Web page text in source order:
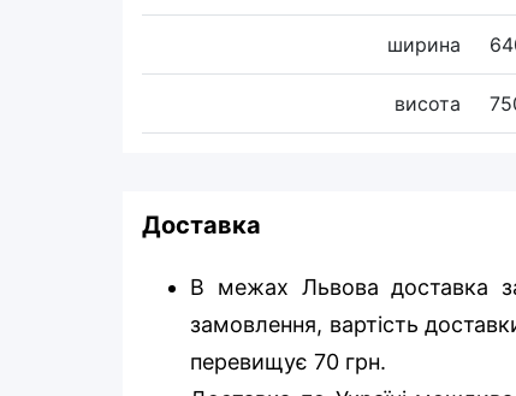
ширина
висота
Доставка
В межах Львова доставка
замовлення, вартість
перевищує 70 грн.